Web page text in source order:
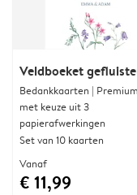
Veldboeket
Bedankkaarten |
met keuze uit 3
papierafwerkingen
Set van 10 kaarten
Vanaf
€ 11,99